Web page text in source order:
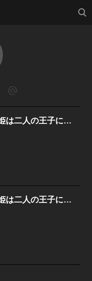
検索
夜伽の双子―贄姫は二人の王子に愛される―【マイクロ】
夜伽の双子―贄姫は二人の王子に愛される―